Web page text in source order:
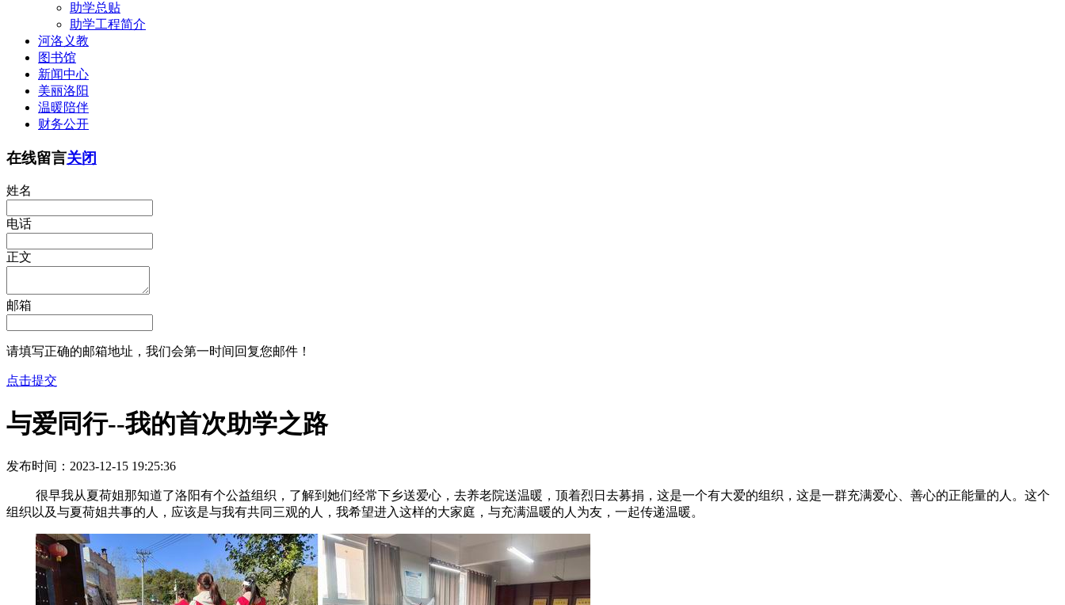
助学总贴
助学工程简介
河洛义教
图书馆
新闻中心
美丽洛阳
温暖陪伴
财务公开
在线留言关闭
姓名
电话
正文
邮箱
请填写正确的邮箱地址，我们会第一时间回复您邮件！
点击提交
与爱同行--我的首次助学之路
发布时间：2023-12-15 19:25:36
很早我从夏荷姐那知道了洛阳有个公益组织，了解到她们经常下乡送爱心，去养老院送温暖，顶着烈日去募捐，这是一个有大爱的组织，这是一群充满爱心、善心的正能量的人。这个
组织以及与夏荷姐共事的人，应该是与我有共同三观的人，我希望进入这样的大家庭，与充满温暖的人为友，一起传递温暖。